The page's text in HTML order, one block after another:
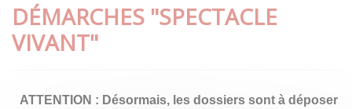
DÉMARCHES "SPECTACLE
VIVANT"
ATTENTION : Désormais, les dossiers sont à déposer